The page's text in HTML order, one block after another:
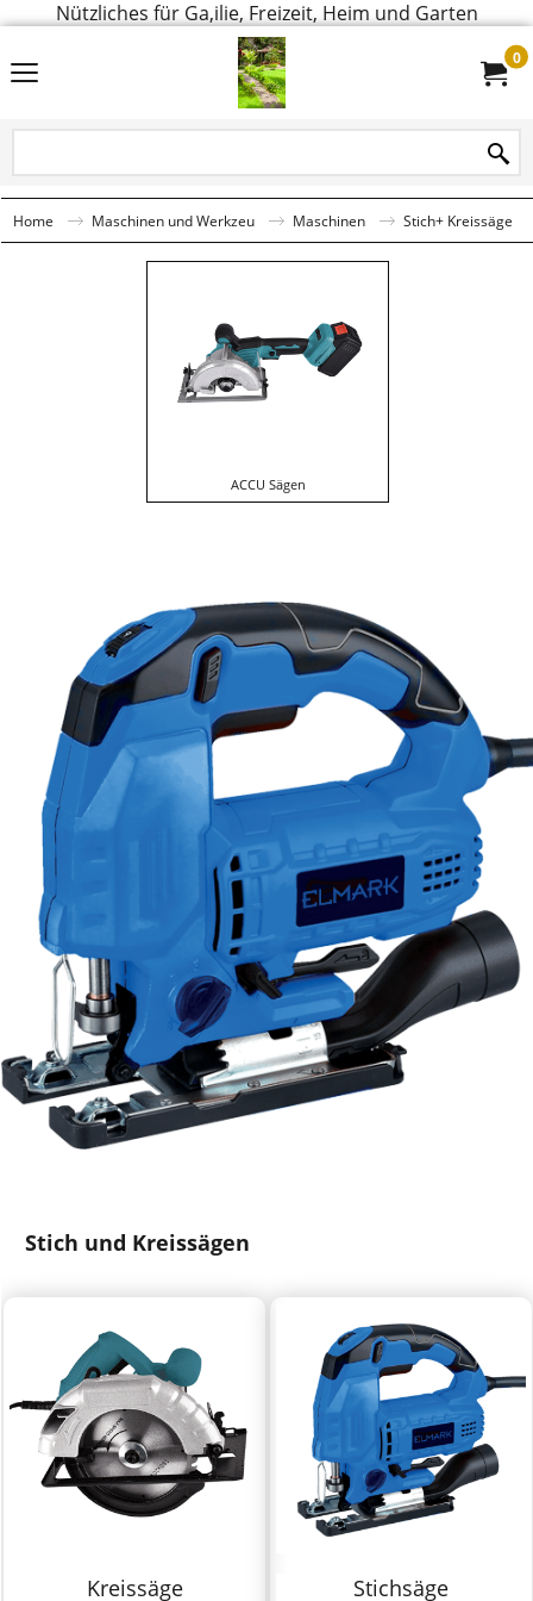
Nützliches für Ga,ilie, Freizeit, Heim und Garten
0
Home Maschinen und Werkzeu Maschinen Stich+ Kreissäge
ACCU Sägen
Stich und Kreissägen
Kreissäge Stichsäge